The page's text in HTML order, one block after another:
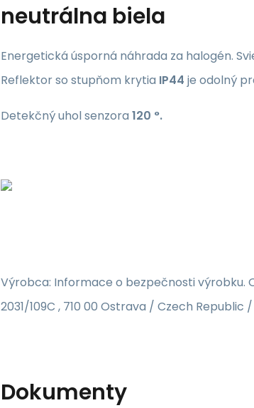
neutrálna biela
Energetická úsporná náhrada za halogén.
Reflektor so stupňom krytia IP44 je odolný
Detekčný uhol senzora 120 °.
Výrobca: Informace o bezpečnosti výrobku.
2031/109C , 710 00 Ostrava / Czech
Dokumenty